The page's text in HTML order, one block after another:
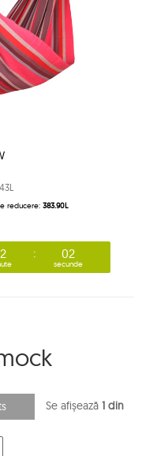
reducere: 383.90L
02
secunde
Se afișează 1 din